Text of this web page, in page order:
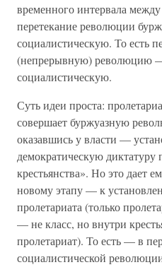
временного интервала
перетекание революции
социалистическую. То есть
(непрерывную) революцию
социалистическую.
Суть идеи проста:
совершает буржуазную
оказавшись у власти —
демократическую диктатуру
крестьянства». Но это дает
новому этапу — к
пролетариата (только
— не класс, но внутри
пролетариат). То есть — в
социалистической